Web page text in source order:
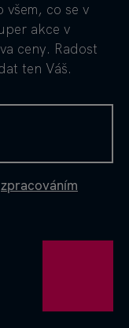
co se v
akce v
ceny. Radost
ten Váš.
zpracováním